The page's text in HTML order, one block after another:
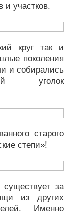
и участков.
круг так и
поколения
и собирались
уголок
старого
степи»!
существует за
из других
Именно